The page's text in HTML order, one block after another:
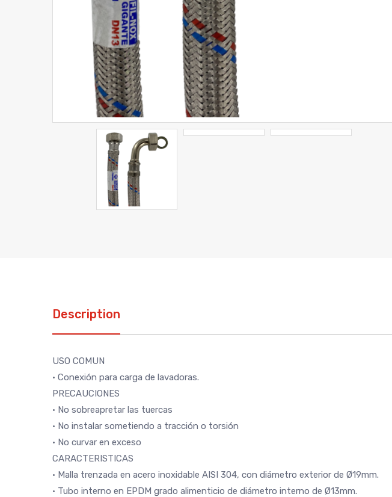
Description
USO COMUN
· Conexión para carga de lavadoras.
PRECAUCIONES
· No sobreapretar las tuercas
· No instalar sometiendo a tracción o torsión
· No curvar en exceso
CARACTERISTICAS
· Malla trenzada en acero inoxidable AISI 304, con diámetro exterior de Ø19mm.
· Tubo interno en EPDM grado alimenticio de diámetro interno de Ø13mm.